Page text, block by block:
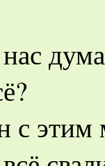
с этим